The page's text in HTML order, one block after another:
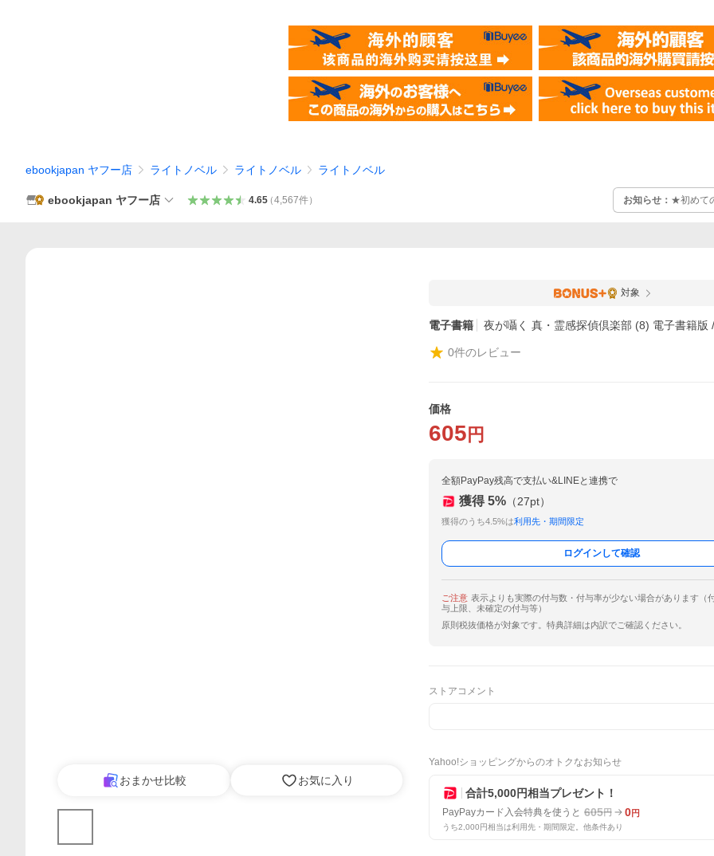
ebookjapan ヤフー店 ライトノベル ライトノベル ライトノベル
ebookjapan ヤフー店 4.65（4,567件） お知らせ： ★初めて
おまかせ比較 お気に入り
対象
電子書籍 夜が囁く 真・霊感探偵倶楽部 (8) 電子書籍版
0件のレビュー
価格
605 円
全額PayPay残高で支払い&LINEと連携で
獲得 5% （27pt）
獲得のうち4.5%は利用先・期間限定
ログインして確認
ご注意 表示よりも実際の付与数・付与率が少ない場合があります（
与上限、未確定の付与等）
原則税抜価格が対象です。特典詳細は内訳でご確認ください。
ストアコメント
Yahoo!ショッピングからのオトクなお知らせ
合計5,000円相当プレゼント！
PayPayカード入会特典を使うと 605円 0円
うち2,000円相当は利用先・期間限定。他条件あり